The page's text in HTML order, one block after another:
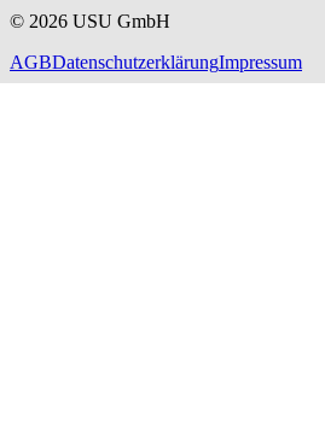
© 2026 USU GmbH
AGBDatenschutzerklärungImpressum